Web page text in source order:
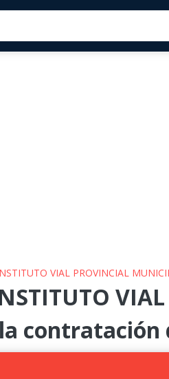
VIAL PROVINCIAL
contratación